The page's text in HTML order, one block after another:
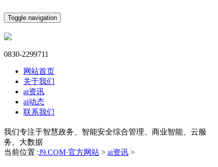
Toggle navigation
0830-2299711
网站首页
关于我们
ai资讯
ai动态
联系我们
我们专注于智慧政务、智能安全综合管理、商业智能、云服
务、大数据
当前位置 :J9.COM·官方网站 > ai资讯 >